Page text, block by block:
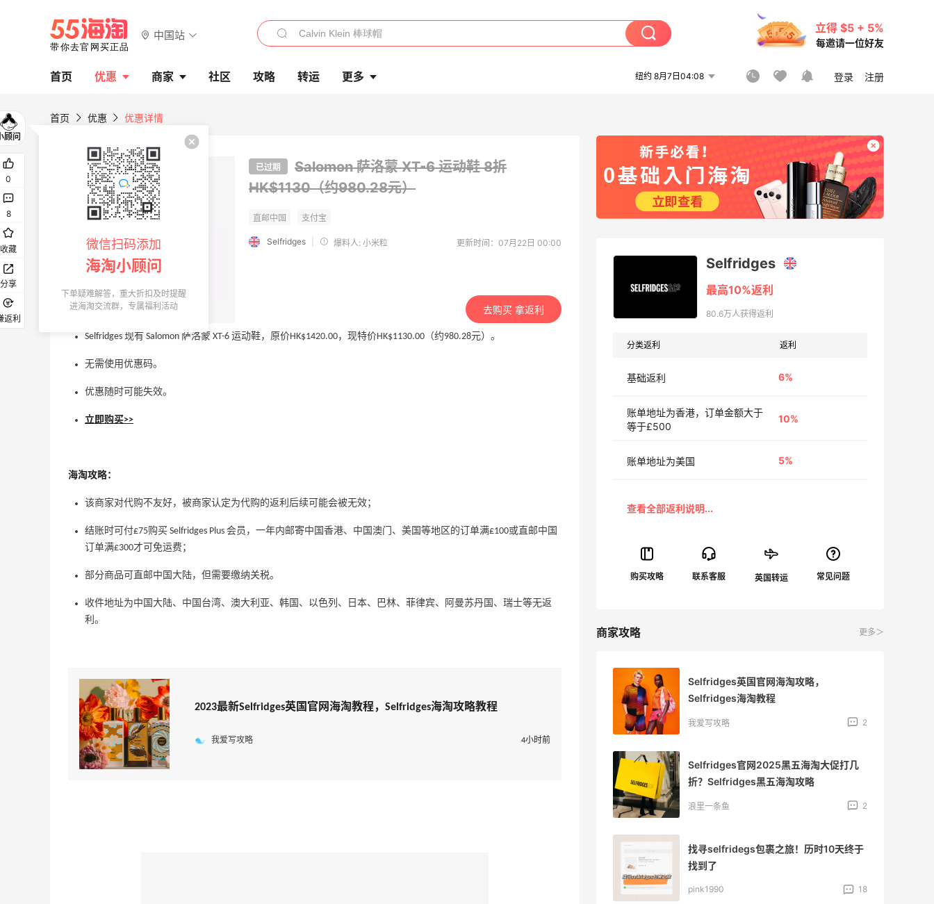
中国站
立得 $5 + 5%
每邀请一位好友
首页 优惠 商家 社区 攻略 转运 更多 纽约 8月7日04:08 登录 注册
首页 优惠 优惠详情
已过期 Salomon 萨洛蒙 XT-6 运动鞋8折
HK$1130（约980.28元）
Selfridges 爆料人: 小米粒 更新时间：07月22日 00:00
去购买 拿返利
Selfridges 现有 Salomon 萨洛蒙 XT-6 运动鞋，原价HK$1420.00，现特价HK$1130.00（约980.28元）。
无需使用优惠码。
优惠随时可能失效。
立即购买>>
海淘攻略：
该商家对代购不友好，被商家认定为代购的返利后续可能会被无效；
结账时可付£75购买 Selfridges Plus 会员，一年内邮寄中国香港、中国澳门、美国等地区的订单满£100或直邮中国
订单满£300才可免运费；
部分商品可直邮中国大陆，但需要缴纳关税。
收件地址为中国大陆、中国台湾、澳大利亚、韩国、以色列、日本、巴林、菲律宾、阿曼苏丹国、瑞士等无返
利。
2023最新Selfridges英国官网海淘教程，Selfridges海淘攻略教程
我爱写攻略 4小时前
Selfridges
最高10%返利
80.6万人获得返利
分类返利 返利
基础返利 6%
账单地址为香港，订单金额大于
等于£500
10%
账单地址为美国 5%
英国转运
商家攻略 更多＞
Selfridges海淘教程
Selfridges英国官网海淘攻略，
Selfridges海淘教程
我爱写攻略 2
Selfridges官网2025黑五海淘大促打几
折？Selfridges黑五海淘攻略
浪里一条鱼 2
找寻selfridegs包裹之旅！历时10天终于
找到了
pink1990 18
0
8
收藏
分享
返利
微信扫码添加
海淘小顾问
下单疑难解答，重大折扣及时提醒
进海淘交流群，专属福利活动